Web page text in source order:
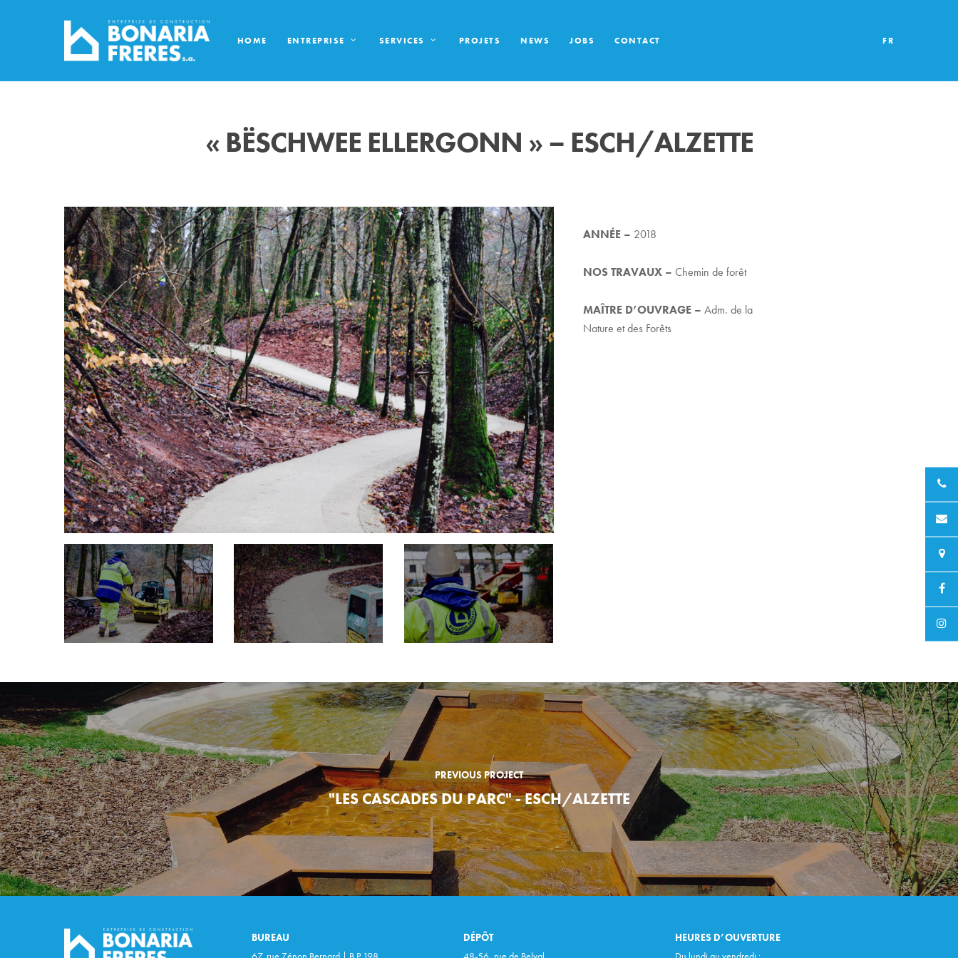
HOME ENTREPRISE SERVICES PROJETS NEWS JOBS CONTACT FR
« BËSCHWEE ELLERGONN » – ESCH/ALZETTE
ANNÉE – 2018
NOS TRAVAUX – Chemin de forêt
MAÎTRE D’OUVRAGE – Adm. de la
Nature et des Forêts
PREVIOUS PROJECT
"LES CASCADES DU PARC" - ESCH/ALZETTE
BUREAU
DÉPÔT
HEURES D’OUVERTURE